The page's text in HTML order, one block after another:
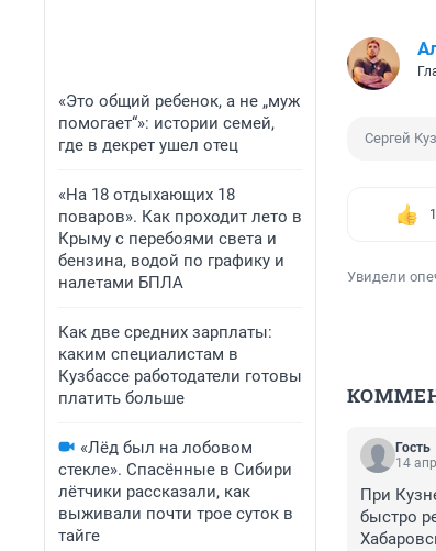
«Это общий ребенок, а не „муж
помогает“»: истории семей,
где в декрет ушел отец
«На 18 отдыхающих 18
поваров». Как проходит лето в
Крыму с перебоями света и
бензина, водой по графику и
налетами БПЛА
Как две средних зарплаты:
каким специалистам в
Кузбассе работодатели готовы
платить больше
«Лёд был на лобовом
стекле». Спасённые в Сибири
лётчики рассказали, как
выживали почти трое суток в
тайге
Сергей
1
Увидели
Гость
14
При
быстро